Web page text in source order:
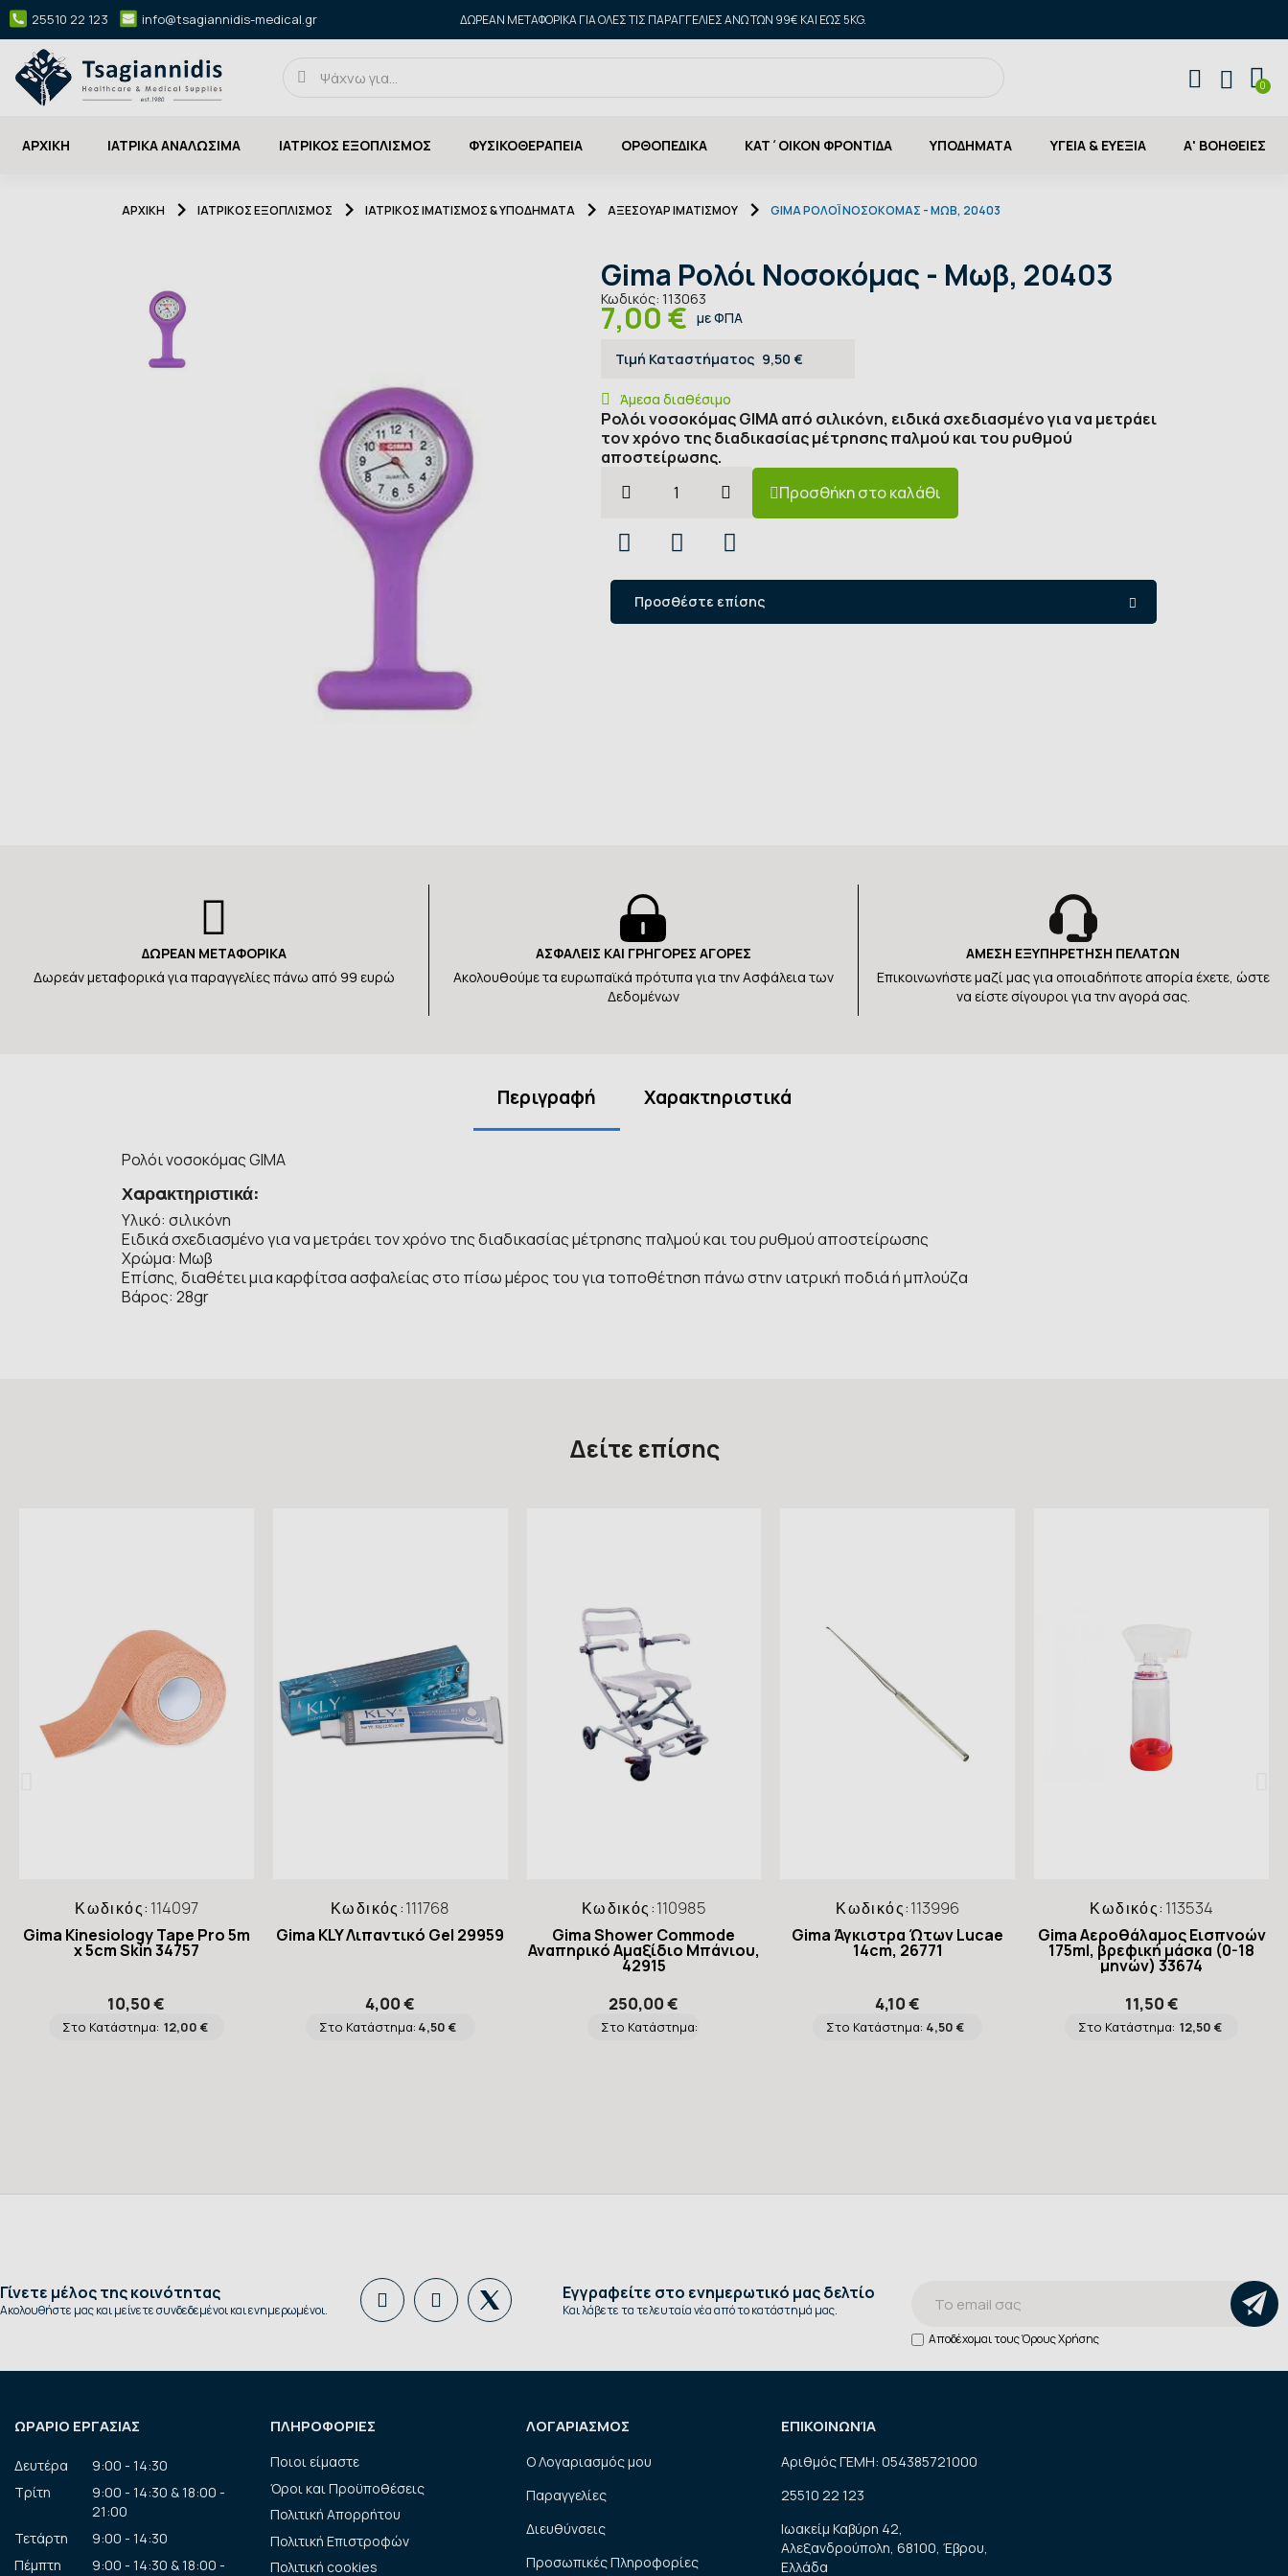
25510 22 123 info@tsagiannidis-medical.gr ΔΩΡΕΑΝ ΜΕΤΑΦΟΡΙΚΑ ΓΙΑ ΌΛΕΣ ΤΙΣ ΠΑΡΑΓΓΕΛΊΕΣ ΆΝΩ ΤΩΝ 99€ ΚΑΙ ΈΩΣ 5KG.
ΑΡΧΙΚΉ ΙΑΤΡΙΚΑ ΑΝΑΛΩΣΙΜΑ ΙΑΤΡΙΚΟΣ ΕΞΟΠΛΙΣΜΟΣ ΦΥΣΙΚΟΘΕΡΑΠΕΙΑ ΟΡΘΟΠΕΔΙΚΑ ΚΑΤ΄ΟΙΚΟΝ ΦΡΟΝΤΙΔΑ ΥΠΟΔΗΜΑΤΑ ΥΓΕΙΑ & ΕΥΕΞΙΑ Α' ΒΟΗΘΕΙΕΣ
ΑΡΧΙΚΉ ΙΑΤΡΙΚΟΣ ΕΞΟΠΛΙΣΜΟΣ ΙΑΤΡΙΚΟΣ ΙΜΑΤΙΣΜΟΣ & ΥΠΟΔΗΜΑΤΑ ΑΞΕΣΟΥΆΡ ΙΜΑΤΙΣΜΟΎ GIMA ΡΟΛΌΙ ΝΟΣΟΚΌΜΑΣ - ΜΩΒ, 20403
Gima Ρολόι Νοσοκόμας - Μωβ, 20403
Κωδικός: 113063
7,00 € με ΦΠΑ
Τιμή Καταστήματος 9,50 €
Άμεσα διαθέσιμο
Ρολόι νοσοκόμας GIMA από σιλικόνη, ειδικά σχεδιασμένο για να μετράει
τον χρόνο της διαδικασίας μέτρησης παλμού και του ρυθμού
αποστείρωσης.
Προσθήκη στο καλάθι
Προσθέστε επίσης
ΔΩΡΕΑΝ ΜΕΤΑΦΟΡΙΚΑ
Δωρεάν μεταφορικά για παραγγελίες πάνω από 99 ευρώ
ΑΣΦΑΛΕΙΣ ΚΑΙ ΓΡΗΓΟΡΕΣ ΑΓΟΡΕΣ
Ακολουθούμε τα ευρωπαϊκά πρότυπα για την Ασφάλεια των
Δεδομένων
ΑΜΕΣΗ ΕΞΥΠΗΡΕΤΗΣΗ ΠΕΛΑΤΩΝ
Επικοινωνήστε μαζί μας για οποιαδήποτε απορία έχετε, ώστε
να είστε σίγουροι για την αγορά σας.
Περιγραφή Χαρακτηριστικά
Ρολόι νοσοκόμας GIMA
Χαρακτηριστικά:
Υλικό: σιλικόνη
Ειδικά σχεδιασμένο για να μετράει τον χρόνο της διαδικασίας μέτρησης παλμού και του ρυθμού αποστείρωσης
Χρώμα: Μωβ
Επίσης, διαθέτει μια καρφίτσα ασφαλείας στο πίσω μέρος του για τοποθέτηση πάνω στην ιατρική ποδιά ή μπλούζα
Βάρος: 28gr
Δείτε επίσης
Κωδικός: 114097
Gima Kinesiology Tape Pro 5m
x 5cm Skin 34757
10,50 €
Στο Κατάστημα: 12,00 €
Κωδικός:111768
Gima KLY Λιπαντικό Gel 29959
4,00 €
Στο Κατάστημα: 4,50 €
Κωδικός:110985
Gima Shower Commode
Αναπηρικό Αμαξίδιο Μπάνιου,
42915
250,00 €
Στο Κατάστημα:
Κωδικός:113996
Gima Άγκιστρα Ώτων Lucae
14cm, 26771
4,10 €
Στο Κατάστημα: 4,50 €
Κωδικός: 113534
Gima Αεροθάλαμος Εισπνοών
175ml, βρεφική μάσκα (0-18
μηνών) 33674
11,50 €
Στο Κατάστημα: 12,50 €
Γίνετε μέλος της κοινότητας
Ακολουθήστε μας και μείνετε συνδεδεμένοι και ενημερωμένοι.
Εγγραφείτε στο ενημερωτικό μας δελτίο
Και λάβετε τα τελευταία νέα από το κατάστημά μας.
Αποδέχομαι τουςΌρους Χρήσης
ΩΡΑΡΙΟ ΕΡΓΑΣΙΑΣ
Δευτέρα
9:00 - 14:30
Τρίτη
9:00 - 14:30 & 18:00 -
21:00
Τετάρτη
9:00 - 14:30
Πέμπτη
9:00 - 14:30 & 18:00 -
ΠΛΗΡΟΦΟΡΙΕΣ
Ποιοι είμαστε
Όροι και Προϋποθέσεις
Πολιτική Απορρήτου
Πολιτική Επιστροφών
Πολιτική cookies
ΛΟΓΑΡΙΑΣΜΟΣ
Ο Λογαριασμός μου
Παραγγελίες
Διευθύνσεις
Προσωπικές Πληροφορίες
ΕΠΙΚΟΙΝΩΝΊΑ
Αριθμός ΓΕΜΗ: 054385721000
25510 22 123
Ιωακείμ Καβύρη 42,
Αλεξανδρούπολη, 68100, Έβρου,
Ελλάδα